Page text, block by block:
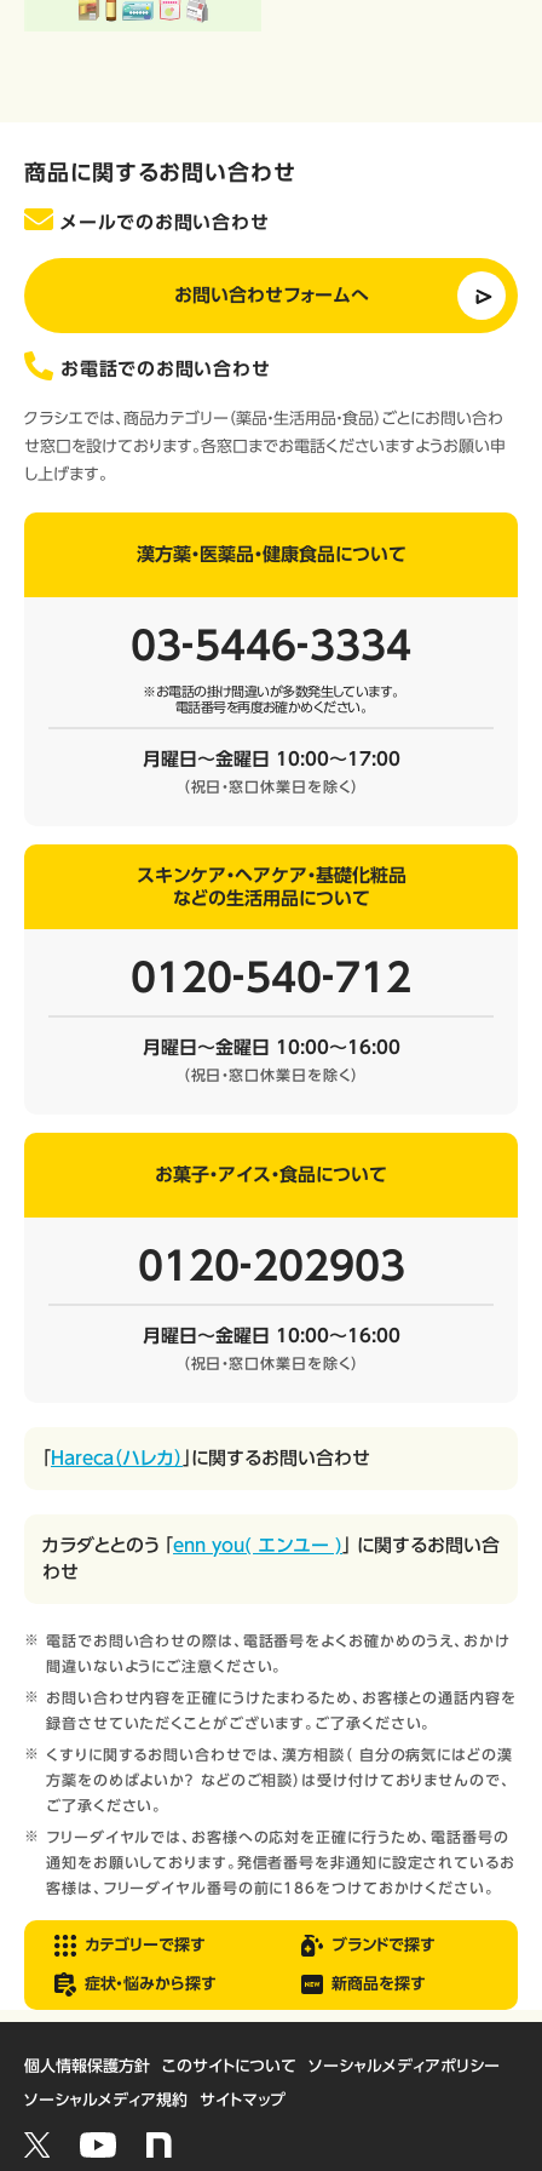
商品に関するお問い合わせ
メールでのお問い合わせ
お問い合わせフォームへ
お電話でのお問い合わせ
クラシエでは、商品カテゴリー（薬品・生活用品・食品）ごとにお問い合わ
せ窓口を設けております。各窓口までお電話くださいますようお願い申
し上げます。
漢方薬・医薬品・健康食品について
03‐5446‐3334
※お電話の掛け間違いが多数発生しています。
電話番号を再度お確かめください。
月曜日～金曜日 10:00～17:00
（祝日・窓口休業日を除く）
スキンケア・ヘアケア・基礎化粧品
などの生活用品について
0120‐540‐712
月曜日～金曜日 10:00～16:00
（祝日・窓口休業日を除く）
お菓子・アイス・食品について
0120‐202903
月曜日～金曜日 10:00～16:00
（祝日・窓口休業日を除く）
Hareca（ハレカ） 」に関するお問い合わせ
カラダととのう 「 enn you( エンユー ) 」 に関するお問い合
わせ
電話でお問い合わせの際は、電話番号をよくお確かめのうえ、おかけ
間違いないようにご注意ください。
お問い合わせ内容を正確にうけたまわるため、お客様との通話内容を
録音させていただくことがございます。ご了承ください。
くすりに関するお問い合わせでは、漢方相談（ 自分の病気にはどの漢
方薬をのめばよいか？ などのご相談）は受け付けておりませんので、
ご了承ください。
フリーダイヤルでは、お客様への応対を正確に行うため、電話番号の
通知をお願いしております。発信者番号を非通知に設定されているお
客様は、フリーダイヤル番号の前に186をつけておかけください。
カテゴリーで探す ブランドで探す
症状・悩みから探す 新商品を探す
個人情報保護方針 このサイトについて ソーシャルメディアポリシー
ソーシャルメディア規約 サイトマップ